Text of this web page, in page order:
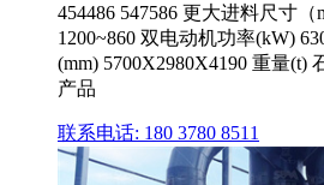
454486 547586 更大进料尺寸（
1200~860 双电动机功率(kW)
(mm) 5700X2980X4190 重量(t)
产品
联系电话: 180 3780 8511